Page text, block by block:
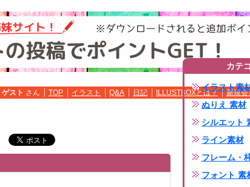
ゲスト さん TOP イラスト Q&A 日記 ILLUSTBOXとは？ 新規会
カテ
イラスト素
ぬりえ 素材
シルエット
ライン素材
フレーム・
フォント 素